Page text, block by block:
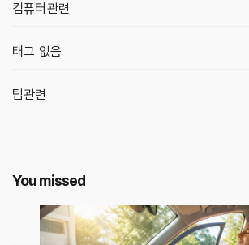
컴퓨터관련
태그 없음
팁관련
You missed